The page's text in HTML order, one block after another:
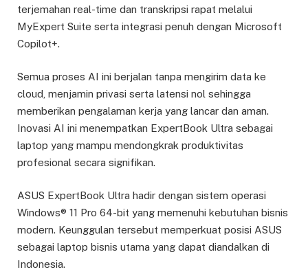
terjemahan real-time dan transkripsi rapat melalui
MyExpert Suite serta integrasi penuh dengan Microsoft
Copilot+.
Semua proses AI ini berjalan tanpa mengirim data ke
cloud, menjamin privasi serta latensi nol sehingga
memberikan pengalaman kerja yang lancar dan aman.
Inovasi AI ini menempatkan ExpertBook Ultra sebagai
laptop yang mampu mendongkrak produktivitas
profesional secara signifikan.
ASUS ExpertBook Ultra hadir dengan sistem operasi
Windows® 11 Pro 64-bit yang memenuhi kebutuhan bisnis
modern. Keunggulan tersebut memperkuat posisi ASUS
sebagai laptop bisnis utama yang dapat diandalkan di
Indonesia.